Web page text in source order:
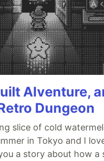
AIventure,
Dungeon
slice of cold
in Tokyo and I
a story about how a